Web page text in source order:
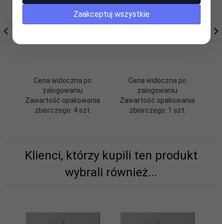
Cena widoczna po
zalogowaniu
Zawartość opakowania
zbiorczego: 4 szt.
Cena widoczna po
zalogowaniu
Zawartość opakowania
zbiorczego: 1 szt.
Klienci, którzy kupili ten produkt
wybrali również...
Zaakceptuj wszystkie